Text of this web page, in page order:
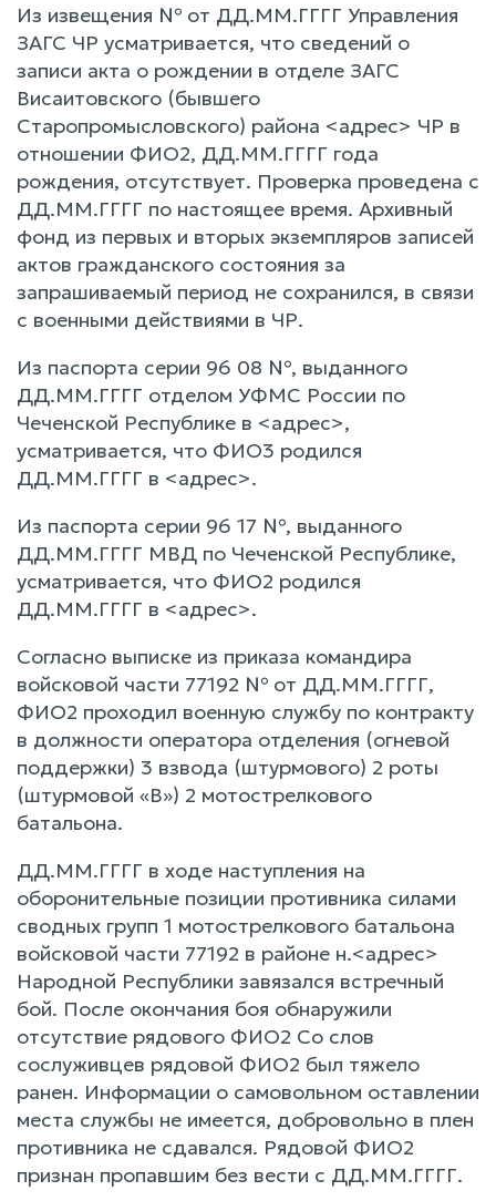
Из извещения № от ДД.ММ.ГГГГ Управления
ЗАГС ЧР усматривается, что сведений о
записи акта о рождении в отделе ЗАГС
Висаитовского (бывшего
Старопромысловского) района <адрес> ЧР в
отношении ФИО2, ДД.ММ.ГГГГ года
рождения, отсутствует. Проверка проведена с
ДД.ММ.ГГГГ по настоящее время. Архивный
фонд из первых и вторых экземпляров записей
актов гражданского состояния за
запрашиваемый период не сохранился, в связи
с военными действиями в ЧР.
Из паспорта серии 96 08 №, выданного
ДД.ММ.ГГГГ отделом УФМС России по
Чеченской Республике в <адрес>,
усматривается, что ФИО3 родился
ДД.ММ.ГГГГ в <адрес>.
Из паспорта серии 96 17 №, выданного
ДД.ММ.ГГГГ МВД по Чеченской Республике,
усматривается, что ФИО2 родился
ДД.ММ.ГГГГ в <адрес>.
Согласно выписке из приказа командира
войсковой части 77192 № от ДД.ММ.ГГГГ,
ФИО2 проходил военную службу по контракту
в должности оператора отделения (огневой
поддержки) 3 взвода (штурмового) 2 роты
(штурмовой «В») 2 мотострелкового
батальона.
ДД.ММ.ГГГГ в ходе наступления на
оборонительные позиции противника силами
сводных групп 1 мотострелкового батальона
войсковой части 77192 в районе н.<адрес>
Народной Республики завязался встречный
бой. После окончания боя обнаружили
отсутствие рядового ФИО2 Со слов
сослуживцев рядовой ФИО2 был тяжело
ранен. Информации о самовольном оставлении
места службы не имеется, добровольно в плен
противника не сдавался. Рядовой ФИО2
признан пропавшим без вести с ДД.ММ.ГГГГ.